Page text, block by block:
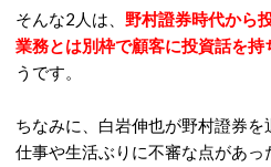
そんな2人は、 野村證券時代から
業務とは別枠で顧客に投資話を
うです。
ちなみに、白岩伸也が野村證券を
仕事や生活ぶりに不審な点があ